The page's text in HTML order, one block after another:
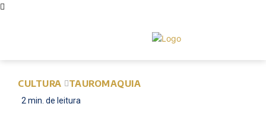
CULTURA TAUROMAQUIA
2 min. de leitura